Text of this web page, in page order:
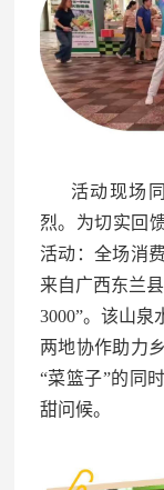
活动现场
烈。为切实回
活动：全场消
来自广西东兰
3000”。该山
两地协作助力
“菜篮子”的同
甜问候。